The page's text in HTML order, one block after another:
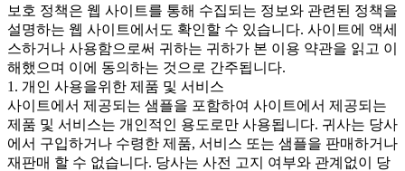
보호 정책은 웹 사이트를 통해 수집되는 정보와 관련된 정책을
설명하는 웹 사이트에서도 확인할 수 있습니다. 사이트에 액세
스하거나 사용함으로써 귀하는 귀하가 본 이용 약관을 읽고 이
해했으며 이에 동의하는 것으로 간주됩니다.
1. 개인 사용을위한 제품 및 서비스
사이트에서 제공되는 샘플을 포함하여 사이트에서 제공되는
제품 및 서비스는 개인적인 용도로만 사용됩니다. 귀사는 당사
에서 구입하거나 수령한 제품, 서비스 또는 샘플을 판매하거나
재판매 할 수 없습니다. 당사는 사전 고지 여부와 관계없이 당